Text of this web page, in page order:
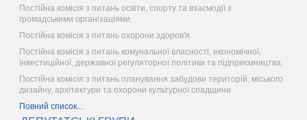
Постійна комісія з питань освіти, спорту та взаємодії з
громадськими організаціями
Постійна комісія з питань охорони здоров'я
Постійна комісія з питань комунальної власності, економічної,
інвестиційної, державної регуляторної політики та підприємництва
Постійна комісія з питань планування забудови територій, міського
дизайну, архітектури та охорони культурної спадщини
Повний список...